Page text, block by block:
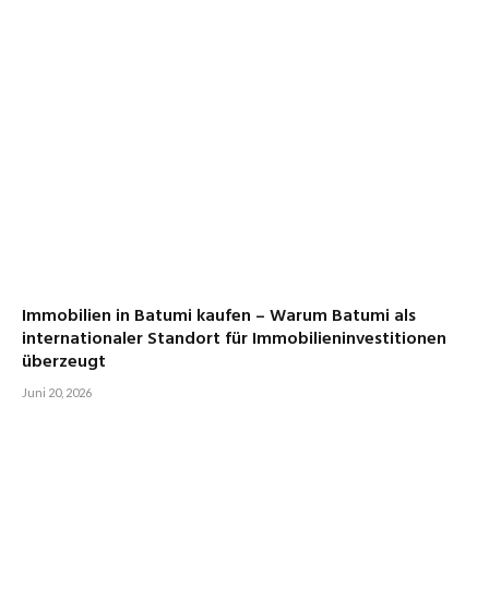
Immobilien in Batumi kaufen – Warum Batumi als
internationaler Standort für Immobilieninvestitionen
überzeugt
Juni 20, 2026